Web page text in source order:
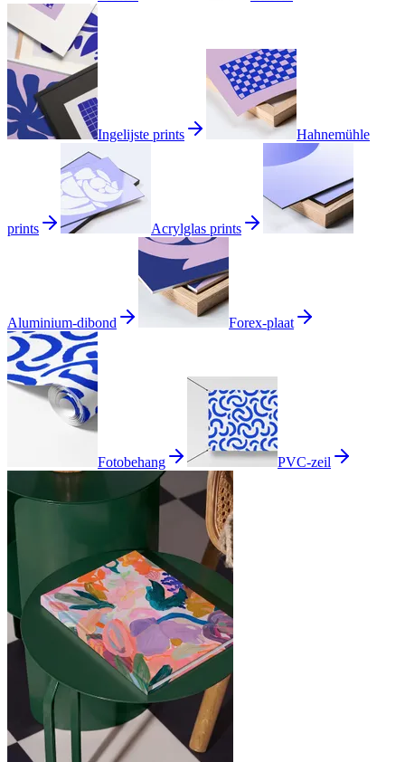
Ingelijste prints Hahnemühle
prints Acrylglas prints
Aluminium-dibond Forex-plaat
Fotobehang PVC-zeil